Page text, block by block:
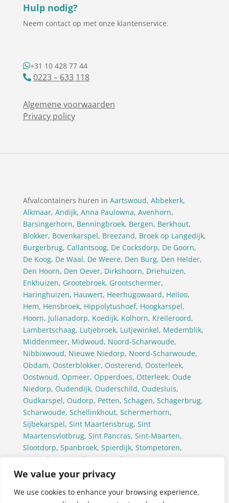
We value your privacy
We use cookies to enhance your browsing experience,
Hulp nodig?
Neem contact op met onze klantenservice.
+31 10 428 77 44
0223 – 633 118
Algemene voorwaarden
Privacy policy
Afvalcontainers huren in Aartswoud, Abbekerk,
Alkmaar, Andijk, Anna Paulowna, Avenhorn,
Barsingerhorn, Benningbroek, Bergen, Berkhout,
Blokker, Bovenkarspel, Breezand, Broek op Langedijk,
Burgerbrug, Callantsoog, De Cocksdorp, De Goorn,
De Koog, De Waal, De Weere, Den Burg, Den Helder,
Den Hoorn, Den Oever, Dirkshoorn, Driehuizen,
Enkhuizen, Grootebroek, Grootschermer,
Haringhuizen, Hauwert, Heerhugowaard, Heiloo,
Hem, Hensbroek, Hippolytushoef, Hoogkarspel,
Hoorn, Julianadorp, Koedijk, Kolhorn, Kreileroord,
Lambertschaag, Lutjebroek, Lutjewinkel, Medemblik,
Middenmeer, Midwoud, Noord-Scharwoude,
Nibbixwoud, Nieuwe Niedorp, Noord-Scharwoude,
Obdam, Oosterblokker, Oosterend, Oosterleek,
Oostwoud, Opmeer, Opperdoes, Otterleek, Oude
Niedorp, Oudendijk, Ouderschild, Oudesluis,
Oudkarspel, Oudorp, Petten, Schagen, Schagerbrug,
Scharwoude, Schellinkhout, Schermerhorn,
Sijbekarspel, Sint Maartensbrug, Sint
Maartensvlotbrug, Sint Pancras, Sint-Maarten,
Slootdorp, Spanbroek, Spierdijk, Stompetoren,
Tuitjenhorn
Twisk Ursem(Alkmaar)
Ursem(Koggenland),’t Veld,
Warmenhuizen
Wervershoof
Westwoud,Wieringerwaard,Wieringerwerf,